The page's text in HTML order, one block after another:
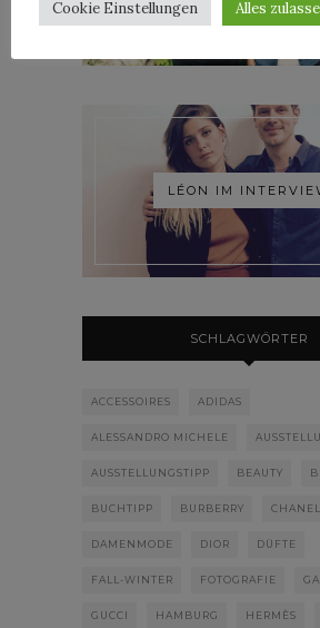
LÉON IM
SCHLAGWÖRTER
ACCESSOIRES ADIDAS
ALESSANDRO MICHELE
AUSSTELLUNGSTIPP BEAUTY
BUCHTIPP BURBERRY CHANEL
DAMENMODE DIOR DÜFTE
FALL-WINTER FOTOGRAFIE
GUCCI HAMBURG HERMÈS
Cookie Einstellungen Alles